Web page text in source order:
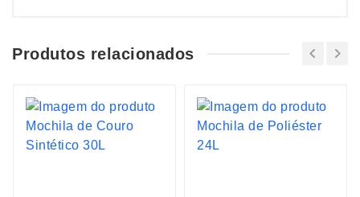
Produtos relacionados